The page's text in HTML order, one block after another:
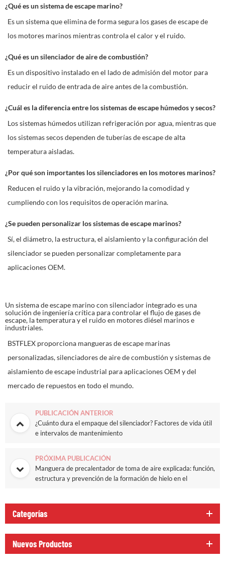
¿Qué es un sistema de escape marino?
Es un sistema que elimina de forma segura los gases de escape de
los motores marinos mientras controla el calor y el ruido.
¿Qué es un silenciador de aire de combustión?
Es un dispositivo instalado en el lado de admisión del motor para
reducir el ruido de entrada de aire antes de la combustión.
¿Cuál es la diferencia entre los sistemas de escape húmedos y secos?
Los sistemas húmedos utilizan refrigeración por agua, mientras que
los sistemas secos dependen de tuberías de escape de alta
temperatura aisladas.
¿Por qué son importantes los silenciadores en los motores marinos?
Reducen el ruido y la vibración, mejorando la comodidad y
cumpliendo con los requisitos de operación marina.
¿Se pueden personalizar los sistemas de escape marinos?
Sí, el diámetro, la estructura, el aislamiento y la configuración del
silenciador se pueden personalizar completamente para
aplicaciones OEM.
Un sistema de escape marino con silenciador integrado es una
solución de ingeniería crítica para controlar el flujo de gases de
escape, la temperatura y el ruido en motores diésel marinos e
industriales.
BSTFLEX proporciona mangueras de escape marinas
personalizadas, silenciadores de aire de combustión y sistemas de
aislamiento de escape industrial para aplicaciones OEM y del
mercado de repuestos en todo el mundo.
PUBLICACIÓN ANTERIOR
¿Cuánto dura el empaque del silenciador? Factores de vida útil
e intervalos de mantenimiento
PRÓXIMA PUBLICACIÓN
Manguera de precalentador de toma de aire explicada: función,
estructura y prevención de la formación de hielo en el
Categorías
Nuevos Productos